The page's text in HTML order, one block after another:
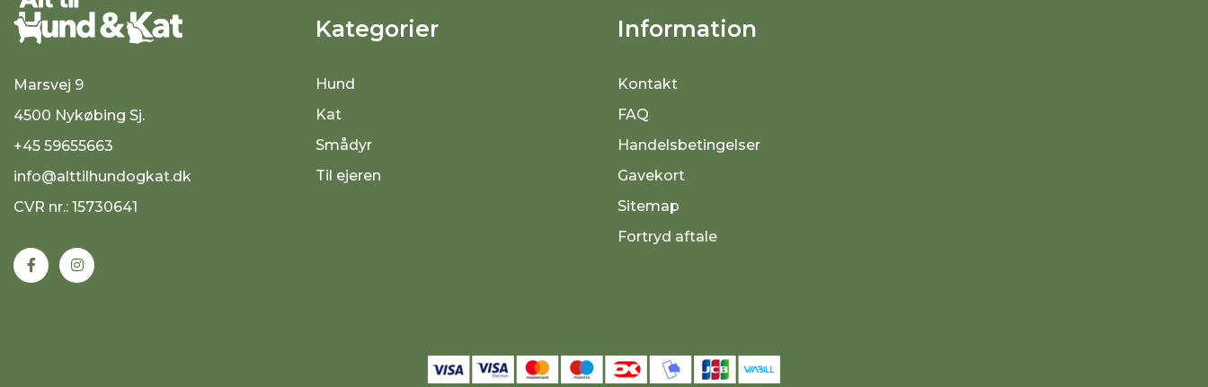
Marsvej 9
4500 Nykøbing Sj.
+45 59655663
info@alttilhundogkat.dk
CVR nr.: 15730641
Kategorier
Hund
Kat
Smådyr
Til ejeren
Information
Kontakt
FAQ
Handelsbetingelser
Gavekort
Sitemap
Fortryd aftale